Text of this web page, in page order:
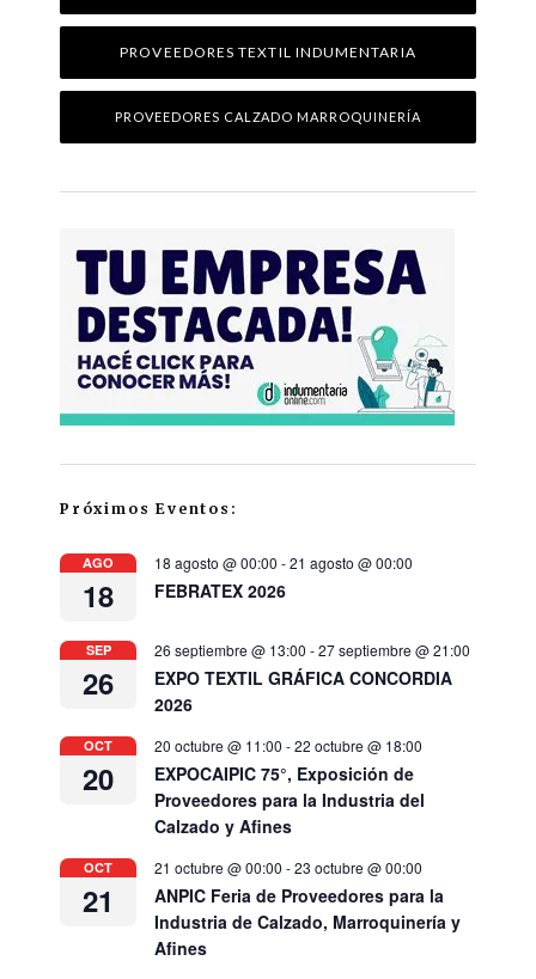
PROVEEDORES TEXTIL INDUMENTARIA
PROVEEDORES CALZADO MARROQUINERÍA
Próximos Eventos:
AGO
18
18 agosto @ 00:00 -21 agosto @ 00:00
FEBRATEX 2026
SEP
26
26 septiembre @ 13:00 -27 septiembre @ 21:00
EXPO TEXTIL GRÁFICA CONCORDIA
2026
OCT
20
20 octubre @ 11:00 -22 octubre @ 18:00
EXPOCAIPIC 75°, Exposición de
Proveedores para la Industria del
Calzado y Afines
OCT
21
21 octubre @ 00:00 -23 octubre @ 00:00
ANPIC Feria de Proveedores para la
Industria de Calzado, Marroquinería y
Afines